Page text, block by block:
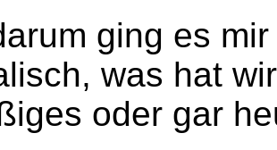
ging es
was hat
oder gar